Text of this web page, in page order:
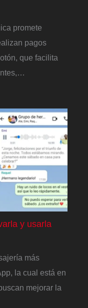
promete
pagos
que facilita
y usarla
más
la cual está en
mejorar la